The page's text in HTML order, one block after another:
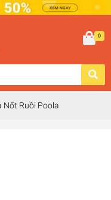
0
Nốt Ruồi Poola